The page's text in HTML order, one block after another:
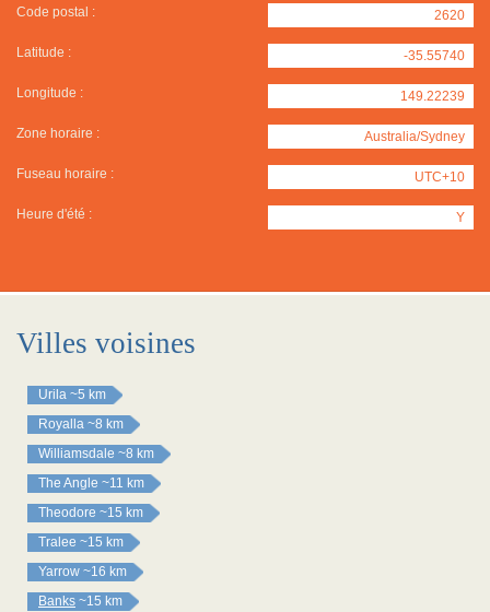
Code postal : 2620
Latitude : -35.55740
Longitude : 149.22239
Zone horaire : Australia/Sydney
Fuseau horaire : UTC+10
Heure d'été : Y
Villes voisines
Urila ~5 km
Royalla ~8 km
Williamsdale ~8 km
The Angle ~11 km
Theodore ~15 km
Tralee ~15 km
Yarrow ~16 km
Banks ~15 km